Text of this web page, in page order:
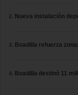
Nueva instalación
Boadilla refuerza
Boadilla destinó 11